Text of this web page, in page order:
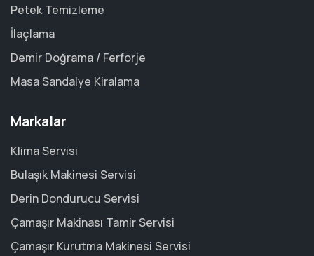
Petek Temizleme
İlaçlama
Demir Doğrama / Ferforje
Masa Sandalye Kiralama
Markalar
Klima Servisi
Bulaşık Makinesi Servisi
Derin Dondurucu Servisi
Çamaşır Makinası Tamir Servisi
Çamaşır Kurutma Makinesi Servisi